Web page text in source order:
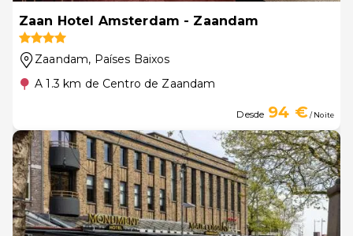
Zaan Hotel Amsterdam - Zaandam
Zaandam, Países Baixos
A 1.3 km de Centro de Zaandam
Desde 94 €/ Noite